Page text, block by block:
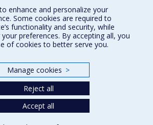
enhance and personalize your
Some cookies are required to
functionality and security, while
preferences. By accepting all, you
of cookies to better serve you.
Manage cookies >
Reject all
Accept all